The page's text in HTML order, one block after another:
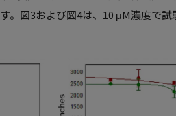
図3および図4は、10 μM濃度で試